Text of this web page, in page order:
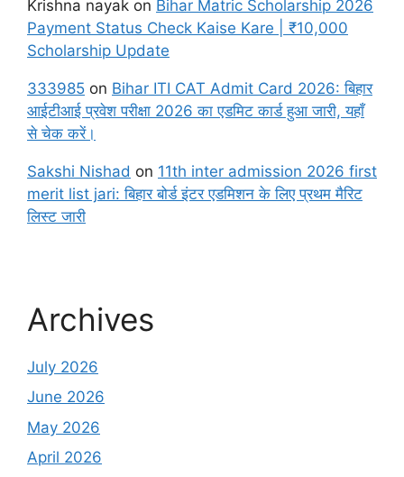
Krishna nayak on Bihar Matric Scholarship 2026
Payment Status Check Kaise Kare | ₹10,000
Scholarship Update
333985 on Bihar ITI CAT Admit Card 2026: बिहार
आईटीआई प्रवेश परीक्षा 2026 का एडमिट कार्ड हुआ जारी, यहाँ
से चेक करें।
Sakshi Nishad on 11th inter admission 2026 first
merit list jari: बिहार बोर्ड इंटर एडमिशन के लिए प्रथम मैरिट
लिस्ट जारी
Archives
July 2026
June 2026
May 2026
April 2026